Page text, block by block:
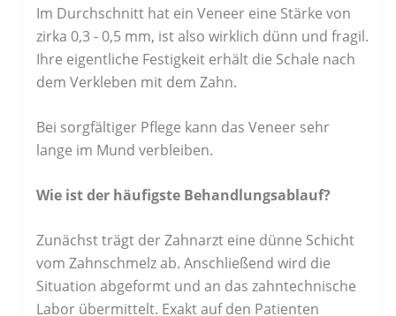
Im Durchschnitt hat ein Veneer eine Stärke von
zirka 0,3 - 0,5 mm, ist also wirklich dünn und fragil.
Ihre eigentliche Festigkeit erhält die Schale nach
dem Verkleben mit dem Zahn.
Bei sorgfältiger Pflege kann das Veneer sehr
lange im Mund verbleiben.
Wie ist der häufigste Behandlungsablauf?
Zunächst trägt der Zahnarzt eine dünne Schicht
vom Zahnschmelz ab. Anschließend wird die
Situation abgeformt und an das zahntechnische
Labor übermittelt. Exakt auf den Patienten